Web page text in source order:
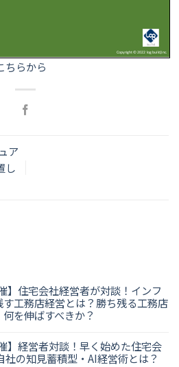
ちらから
ア
し
】住宅会社経営者が対談！インフ
す工務店経営とは？勝ち残る工務店
を伸ばすべきか？
】経営者対談！早く始めた住宅会
社の知見蓄積型・AI経営術とは？